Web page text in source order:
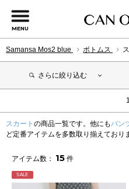
MENU
Samansa Mos2 blue ボトムス
さらに絞り込む
スカート の商品一覧です。他にもパン
ど定番アイテムを多数取り揃えており
アイテム数： 15 件
SALE